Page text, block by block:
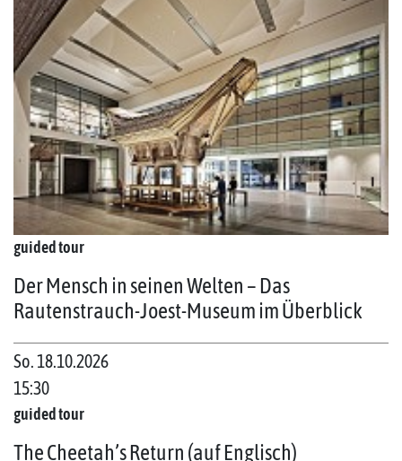
guided tour
Der Mensch in seinen Welten – Das
Rautenstrauch-Joest-Museum im Überblick
So. 18.10.2026
15:30
guided tour
The Cheetah’s Return (auf Englisch)